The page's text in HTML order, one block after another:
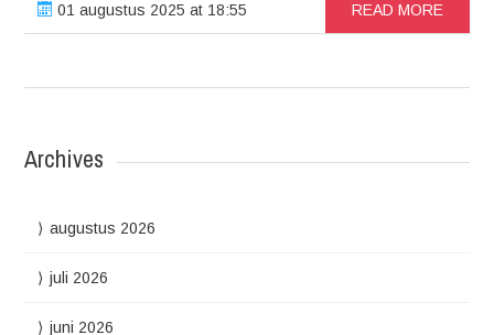
01 augustus 2025 at 18:55 READ MORE
Archives
augustus 2026
juli 2026
juni 2026